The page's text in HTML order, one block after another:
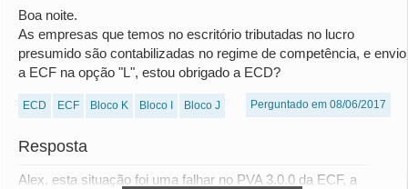
Boa noite.
As empresas que temos no escritório tributadas no lucro
presumido são contabilizadas no regime de competência, e envio
a ECF na opção "L", estou obrigado a ECD?
ECD ECF Bloco K Bloco I Bloco J Perguntado em 08/06/2017
Resposta
Alex, esta situação foi uma falhar no PVA 3.0.0 da ECF, a